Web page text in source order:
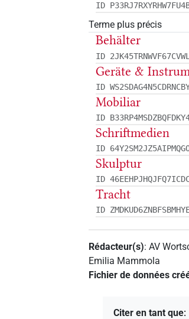
ID
Terme plus précis
Behälter
ID
Geräte &
ID
Mobiliar
ID
Schriftmedien
ID
Skulptur
ID
Tracht
ID
Rédacteur(s):AV
Emilia Mammola
Fichier de données
Citer en tant que: